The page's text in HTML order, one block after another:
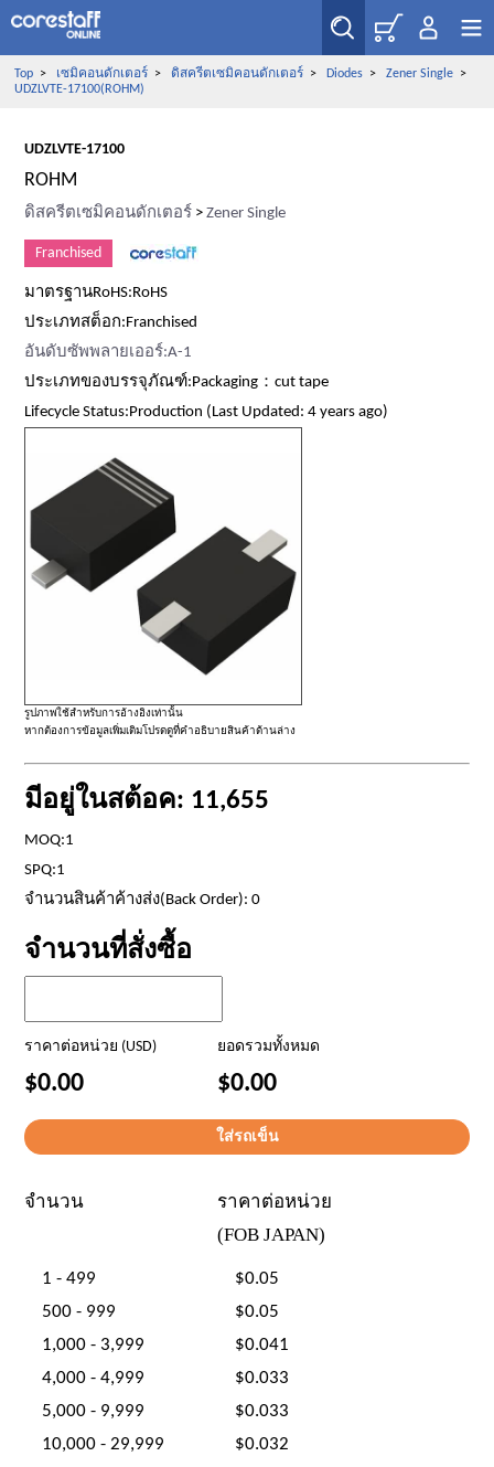
Top> เซมิคอนดักเตอร์> ดิสครีตเซมิคอนดักเตอร์> Diodes> Zener Single>
UDZLVTE-17100(ROHM)
UDZLVTE-17100
ROHM
ดิสครีตเซมิคอนดักเตอร์ >Zener Single
Franchised
มาตรฐานRoHS:RoHS
ประเภทสต็อก:Franchised
อันดับซัพพลายเออร์:A-1
ประเภทของบรรจุภัณฑ์:Packaging：cut tape
Lifecycle Status:Production (Last Updated: 4 years ago)
รูปภาพใช้สำหรับการอ้างอิงเท่านั้น
หากต้องการข้อมูลเพิ่มเติมโปรดดูที่คำอธิบายสินค้าด้านล่าง
มีอยู่ในสต้อค: 11,655
MOQ:1
SPQ:1
จำนวนสินค้าค้างส่ง(Back Order): 0
จำนวนที่สั่งซื้อ
ราคาต่อหน่วย (USD) ยอดรวมทั้งหมด
$0.00 $0.00
จำนวน
ราคาต่อหน่วย
(FOB JAPAN)
1 - 499
$0.05
500 - 999
$0.05
1,000 - 3,999
$0.041
4,000 - 4,999
$0.033
5,000 - 9,999
$0.033
10,000 - 29,999
$0.032